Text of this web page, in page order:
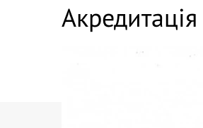
Акредитація